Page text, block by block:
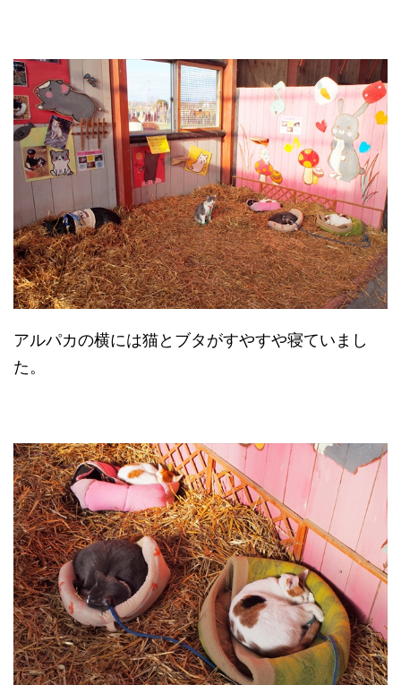
アルパカの横には猫とブタがすやすや寝ていまし
た。